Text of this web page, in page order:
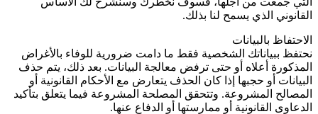
القانوني الذي يسمح لنا بذلك.
الاحتفاظ بالبيانات
نحتفظ ببياناتك الشخصية فقط ما دامت ضرورية للوفاء بالأغراض
المذكورة أعلاه أو حتى ترفض معالجة البيانات. بعد ذلك، يتم حذف
البيانات أو حجبها إذا كان الحذف يتعارض مع الأحكام القانونية أو
المصالح المشروعة. وتتحقق المصلحة المشروعة فيما يتعلق بتأكيد
الدعاوى القانونية أو ممارستها أو الدفاع عنها.